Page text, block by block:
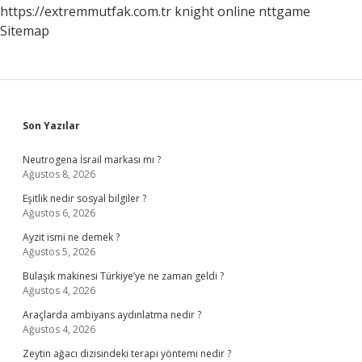
https://extremmutfak.com.tr knight online nttgame
Sitemap
Sidebar
Son Yazılar
Neutrogena İsrail markası mı ?
Ağustos 8, 2026
Eşitlik nedir sosyal bilgiler ?
Ağustos 6, 2026
Ayzit ismi ne demek ?
Ağustos 5, 2026
Bulaşık makinesi Türkiye’ye ne zaman geldi ?
Ağustos 4, 2026
Araçlarda ambiyans aydınlatma nedir ?
Ağustos 4, 2026
Zeytin ağacı dizisindeki terapi yöntemi nedir ?